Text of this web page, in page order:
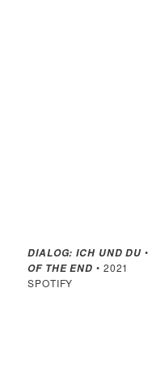
DIALOG: ICH UND DU •
OF THE END • 2021
SPOTIFY